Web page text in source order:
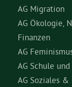
AG Migration
AG Ökologie,
Finanzen
AG
AG Schule
AG Soziales &